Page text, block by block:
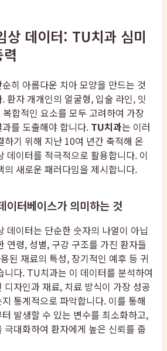
상 데이터: TU치과 심미
히 아름다운 치아 모양을 만드는 것
환자 개개인의 얼굴형, 입술 라인, 잇
합적인 요소를 모두 고려하여 가장
를 도출해야 합니다. TU치과는 이러
하기 위해 지난 10여 년간 축적해 온
데이터를 적극적으로 활용합니다. 이
의 새로운 패러다임을 제시합니다.
이터베이스가 의미하는 것
데이터는 단순한 숫자의 나열이 아닙
연령, 성별, 구강 구조를 가진 환자들
된 재료의 특성, 장기적인 예후 등 귀
니다. TU치과는 이 데이터를 분석하여
디자인과 재료, 치료 방식이 가장 성공
통계적으로 파악합니다. 이를 통해
발생할 수 있는 변수를 최소화하고,
극대화하여 환자에게 높은 신뢰를 줍